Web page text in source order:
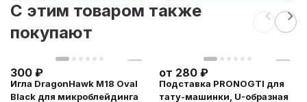
C этим товаром также
покупают
300 ₽
Игла DragonHawk M18 Oval
Black для микроблейдинга
от 280 ₽
Подставка PRONOGTI для
тату-машинки, U-образная